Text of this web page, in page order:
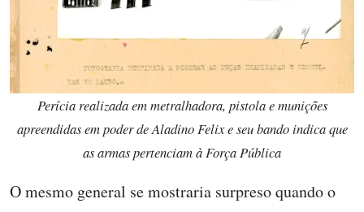
Perícia realizada em metralhadora, pistola e munições
apreendidas em poder de Aladino Felix e seu bando indica que
as armas pertenciam à Força Pública
O mesmo general se mostraria surpreso quando o